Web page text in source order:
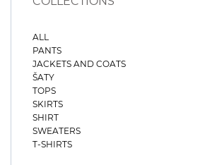
ALL
PANTS
JACKETS AND COATS
ŠATY
TOPS
SKIRTS
SHIRT
SWEATERS
T-SHIRTS